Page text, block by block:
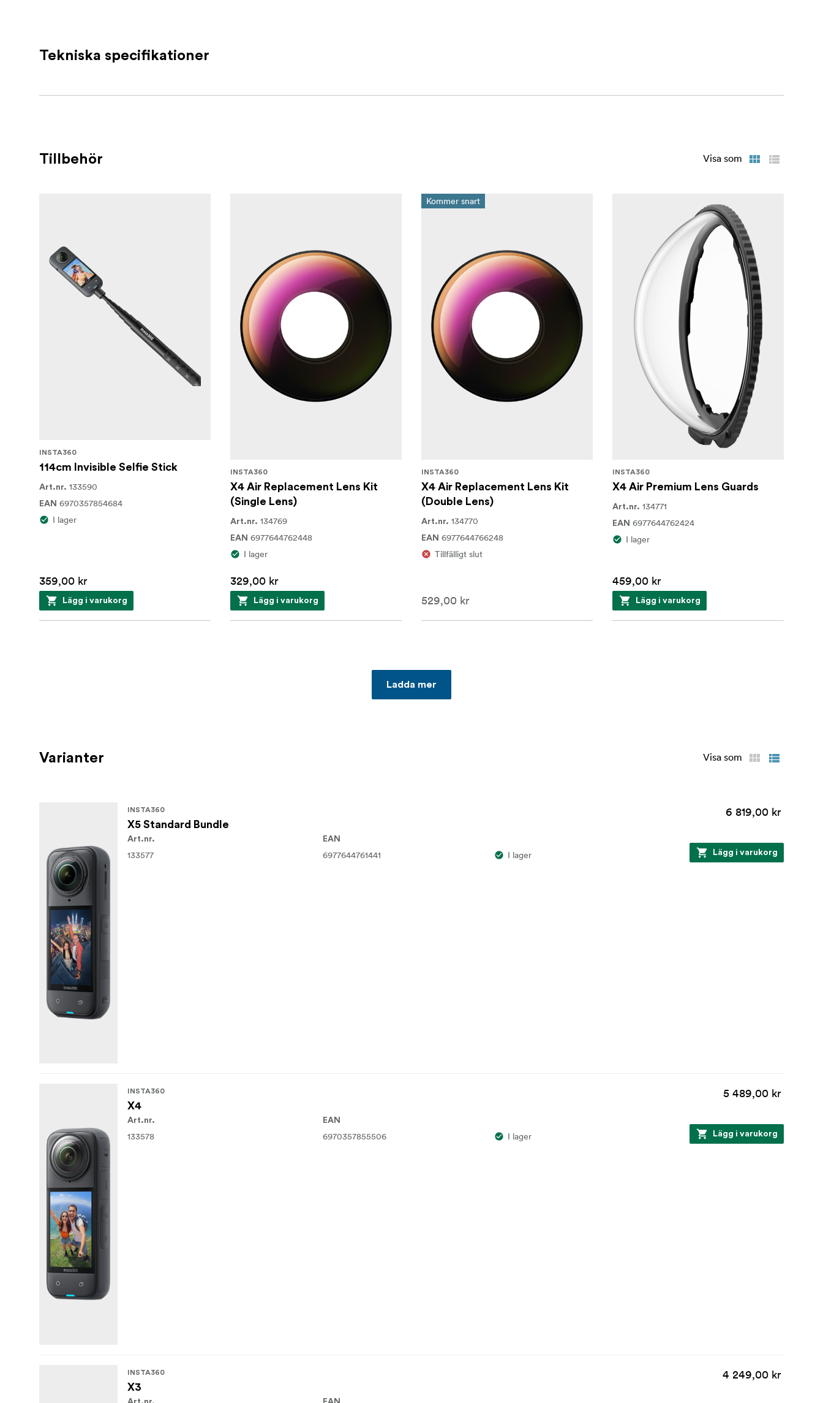
8K 360-video med 30 fps med arbetsflödet "fotografera först, rama in senare" i Insta360-appen.
FlowState-stabilisering och 360° Horizon Lock för jämna, jämna bilder.
Kreativa verktyg inkluderar Pre-Recording, som buffrar upp till 30 sekunder innan du trycker på slutaren, samt lägen
som Timelapse och TimeShift. Insta360-appen erbjuder mallar med en knapptryckning och AI-assisterade redigeringar,
och Insta360+ lägger till automatisk säkerhetskopiering (upp till 2 TB), enkel interaktiv delning och molnbaserad
redigering.
X4 Air finns i olika paket som är skräddarsydda för att matcha dina specifika fotograferingsbehov och
Kameran fungerar utmärkt oavsett om du åker skidor, cyklar, motorcyklar eller reser. Den är byggd för att klara extrema
förhållanden och fungerar tillförlitligt ner till -20 °C, med Twist to Shoot-funktionen som gör det enkelt att
Insta360 X4 Air standardpaket
.
Tekniska specifikationer
Tillbehör Visa som
INSTA360
114cm Invisible Selfie Stick
Art.nr. 133590
EAN 6970357854684
I lager
359,00 kr
Lägg i varukorg
INSTA360
X4 Air Replacement Lens Kit
(Single Lens)
Art.nr. 134769
EAN 6977644762448
I lager
329,00 kr
Lägg i varukorg
Kommer snart
INSTA360
X4 Air Replacement Lens Kit
(Double Lens)
Art.nr. 134770
EAN 6977644766248
Tillfälligt slut
529,00 kr
INSTA360
X4 Air Premium Lens Guards
Art.nr. 134771
EAN 6977644762424
I lager
459,00 kr
Lägg i varukorg
Ladda mer
Varianter Visa som
INSTA360
X5 Standard Bundle
6 819,00 kr
Art.nr.
133577
EAN
6977644761441 I lager Lägg i varukorg
INSTA360
X4
5 489,00 kr
Art.nr.
133578
EAN
6970357855506 I lager Lägg i varukorg
INSTA360
X3
4 249,00 kr